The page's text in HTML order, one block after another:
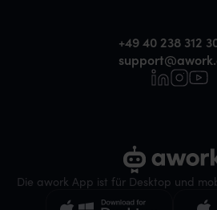
Die awork App ist für Desktop und
+49 40 238 312